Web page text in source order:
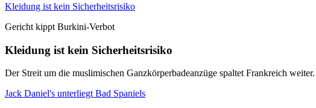
Kleidung ist kein Sicherheitsrisiko
Gericht kippt Burkini-Verbot
Kleidung ist kein Sicherheitsrisiko
Der Streit um die muslimischen Ganzkörperbadeanzüge spaltet Frankreich
Jack Daniel's unterliegt Bad Spaniels